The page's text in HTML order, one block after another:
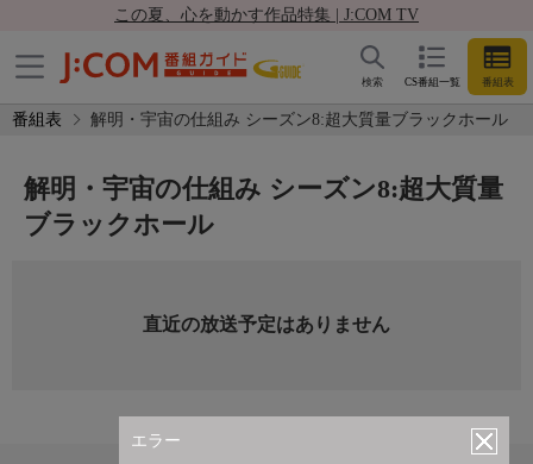
この夏、心を動かす作品特集 | J:COM TV
CS番組一覧 番組表
検索
番組表 解明・宇宙の仕組み シーズン8:超大質量ブラックホール
エラー
解明・宇宙の仕組み シーズン8:超大質量
ブラックホール
直近の放送予定はありません